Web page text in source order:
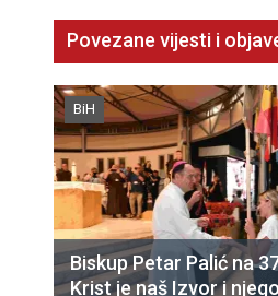
Povezane vijesti i
BiH
Biskup Petar Palić na
Krist je naš Izvor i